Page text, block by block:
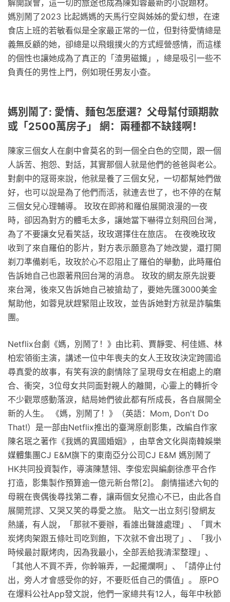
解開誤會，這一切的旅途也成為陳如蓉最新的小說題材。
媽別鬧了2023 比起媽媽的天馬行空與姊姊的愛幻想，在速
食店上班的若敏看似是全家最正常的一位，但對待愛情總是
義無反顧的她，卻總是以飛蛾撲火的方式經營感情，而這樣
的個性也讓她成為了真正的「渣男磁鐵」，總是吸引一些不
負責任的男性上門，例如現任男友小查。
媽別鬧了: 愛情、麵包怎麼選？父母幫付頭期款
或「2500萬房子」 網：兩種都不缺錢啊！
陳家三個女人在劇中會莫名的到一個全白色的空間，跟一個
人訴苦、抱怨、對話，其實那個人就是他們的爸爸與老公。
對劇中的冦哥來說，他就是養了三個女兒，一切都幫她們做
好，也可以說是為了他們而活，就連去世了，也不停的在幫
三個女兒心理輔導。 玫玫在即將和羅伯展開浪漫的一夜
時，卻因為對方的體毛太多，讓她當下嚇得立刻飛回台灣，
為了不要讓女兒看笑話，玫玫選擇住在旅店。 在夜晚玫玫
收到了來自羅伯的影片，對方表示願意為了她改變，還打開
剃刀準備剃毛，玫玫於心不忍阻止了羅伯的舉動，此時羅伯
告訴她自己也跟著飛回台灣的消息。 玫玫的網友原先說要
來台灣，後來又告訴她自己被搶劫了，要她先匯3000美金
幫助他，如蓉見狀趕緊阻止玫玫，並告訴她對方就是詐騙集
團。
Netflix台劇《媽，別鬧了！》由比莉、賈靜雯、柯佳嬿、林
柏宏領銜主演，講述一位中年喪夫的女人王玫玫決定跨國追
尋真愛的故事，有笑有淚的劇情除了呈現母女在相處上的磨
合、衝突，3位母女共同面對親人的離開，心靈上的轉折令
不少觀眾感動落淚，結局她們彼此都有所成長，各自展開全
新的人生。 《媽，別鬧了！》（英語：Mom, Don't Do
That!）是一部由Netflix推出的臺灣原創影集，改編自作家
陳名珉之著作《我媽的異國婚姻》，由草舍文化與南韓娛樂
媒體集團CJ E&M旗下的東南亞分公司CJ E&M 媽別鬧了
HK共同投資製作，導演陳慧翎、李俊宏與編劇徐彥平合作
打造，影集製作預算逾一億元新台幣[2]。 劇情描述六旬的
母親在喪偶後尋找第二春，讓兩個女兒擔心不已，由此各自
展開荒謬、又哭又笑的尋愛之旅。 貼文一出立刻引發網友
熱議，有人說，「那就不要辦，看誰出聲誰處理」、「買木
炭烤肉架跟五條吐司吃到飽，下次就不會出現了」、「我小
時候最討厭烤肉，因為我最小，全部丟給我清潔整理」、
「其他人不買不弄，你幹嘛弄，一起擺爛啊」、「請停止付
出，旁人才會感受你的好，不要貶低自己的價值」。 原PO
在爆料公社App發文說，他們一家總共有12人，每年中秋節